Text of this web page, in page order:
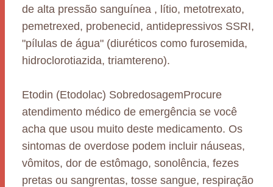
de alta pressão sanguínea , lítio, metotrexato,
pemetrexed, probenecid, antidepressivos SSRI,
"pílulas de água" (diuréticos como furosemida,
hidroclorotiazida, triamtereno).
Etodin (Etodolac) SobredosagemProcure
atendimento médico de emergência se você
acha que usou muito deste medicamento. Os
sintomas de overdose podem incluir náuseas,
vômitos, dor de estômago, sonolência, fezes
pretas ou sangrentas, tosse sangue, respiração